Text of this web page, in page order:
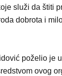
služi da štiti
dobrota i
poželio je
ovog